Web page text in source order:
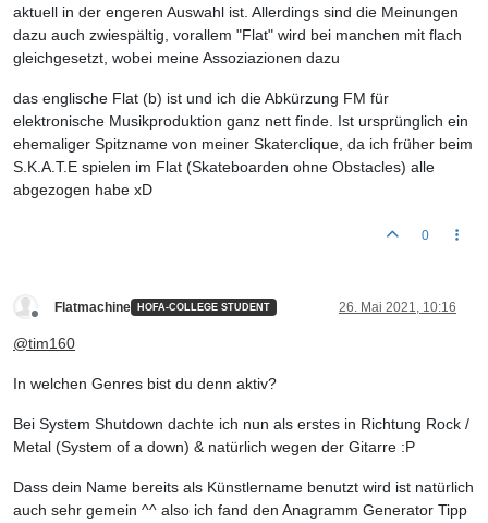
aktuell in der engeren Auswahl ist. Allerdings sind die Meinungen
dazu auch zwiespältig, vorallem "Flat" wird bei manchen mit flach
gleichgesetzt, wobei meine Assoziazionen dazu
das englische Flat (b) ist und ich die Abkürzung FM für
elektronische Musikproduktion ganz nett finde. Ist ursprünglich ein
ehemaliger Spitzname von meiner Skaterclique, da ich früher beim
S.K.A.T.E spielen im Flat (Skateboarden ohne Obstacles) alle
abgezogen habe xD
0
Flatmachine HOFA-COLLEGE STUDENT 26. Mai 2021, 10:16
@tim160
In welchen Genres bist du denn aktiv?
Bei System Shutdown dachte ich nun als erstes in Richtung Rock /
Metal (System of a down) & natürlich wegen der Gitarre :P
Dass dein Name bereits als Künstlername benutzt wird ist natürlich
auch sehr gemein ^^ also ich fand den Anagramm Generator Tipp